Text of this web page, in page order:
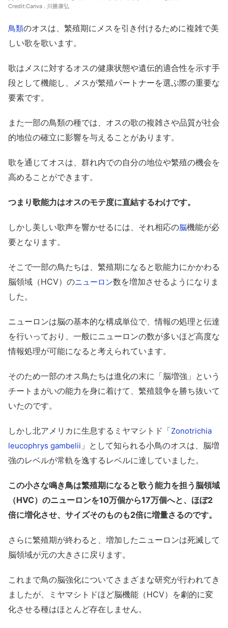
Credit:Canva . 川勝康弘
鳥類のオスは、繁殖期にメスを引き付けるために複雑で美
しい歌を歌います。
歌はメスに対するオスの健康状態や遺伝的適合性を示す手
段として機能し、メスが繁殖パートナーを選ぶ際の重要な
要素です。
また一部の鳥類の種では、オスの歌の複雑さや品質が社会
的地位の確立に影響を与えることがあります。
歌を通じてオスは、群れ内での自分の地位や繁殖の機会を
高めることができます。
つまり歌能力はオスのモテ度に直結するわけです。
しかし美しい歌声を響かせるには、それ相応の脳機能が必
要となります。
そこで一部の鳥たちは、繁殖期になると歌能力にかかわる
脳領域（HCV）のニューロン数を増加させるようになりま
した。
ニューロンは脳の基本的な構成単位で、情報の処理と伝達
を行いっており、一般にニューロンの数が多いほど高度な
情報処理が可能になると考えられています。
そのため一部のオス鳥たちは進化の末に「脳増強」という
チートまがいの能力を身に着けて、繁殖競争を勝ち抜いて
いたのです。
しかし北アメリカに生息するミヤマシトド「Zonotrichia
leucophrys gambelii 」として知られる小鳥のオスは、脳増
強のレベルが常軌を逸するレベルに達していました。
この小さな鳴き鳥は繁殖期になると歌う能力を担う脳領域
（HVC）のニューロンを10万個から17万個へと、ほぼ2
倍に増化させ、サイズそのものも2倍に増量さるのです。
さらに繁殖期が終わると、増加したニューロンは死滅して
脳領域が元の大きさに戻ります。
これまで鳥の脳強化についてさまざまな研究が行われてき
ましたが、ミヤマシトドほど脳機能（HCV）を劇的に変
化させる種はほとんど存在しません。